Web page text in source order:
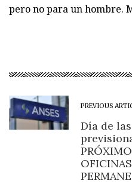
pero no para un hombre.
PREVIOUS
Día de